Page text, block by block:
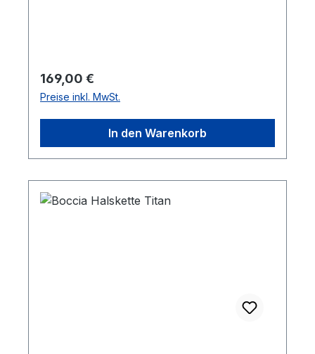
Regulärer Preis:
169,00 €
Preise inkl. MwSt.
In den Warenkorb